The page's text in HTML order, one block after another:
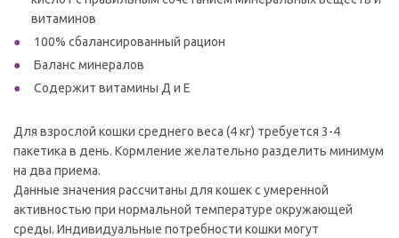
витаминов
100% сбалансированный рацион
Баланс минералов
Содержит витамины Д и Е
Для взрослой кошки среднего веса (4 кг) требуется 3-4
пакетика в день. Кормление желательно разделить минимум
на два приема.
Данные значения рассчитаны для кошек с умеренной
активностью при нормальной температуре окружающей
среды. Индивидуальные потребности кошки могут